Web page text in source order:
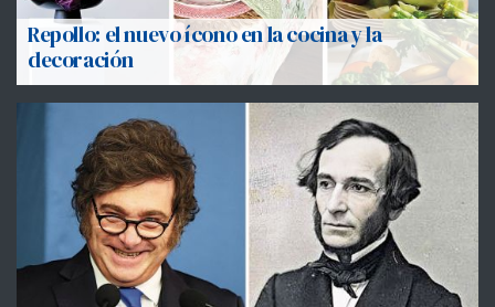
Repollo: el nuevo ícono en la cocina y la
decoración